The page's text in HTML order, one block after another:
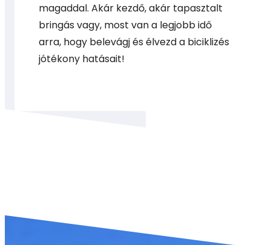
magaddal. Akár kezdő, akár tapasztalt
bringás vagy, most van a legjobb idő
arra, hogy belevágj és élvezd a biciklizés
jótékony hatásait!